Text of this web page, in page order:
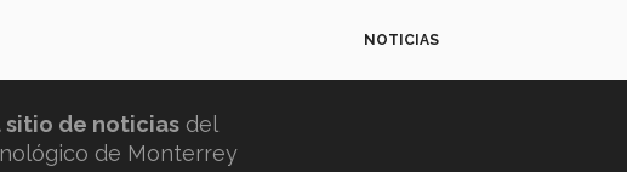
NOTICIAS
sitio de noticias del
de Monterrey